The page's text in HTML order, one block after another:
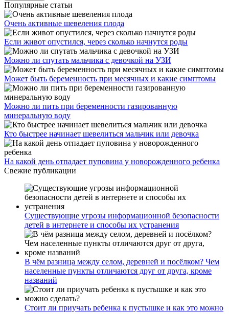
Популярные статьи
Очень активные шевеления плода
Если живот опустился, через сколько начнутся роды
Можно ли спутать мальчика с девочкой на УЗИ
Может быть беременность при месячных и какие симптомы
Можно ли пить при беременности газированную
минеральную воду
Кто быстрее начинает шевелиться мальчик или девочка
На какой день отпадает пуповина у новорожденного ребенка
Свежие публикации
Существующие угрозы информационной безопасности
детей в интернете и способы их устранения
В чём разница между селом, деревней и посёлком? Чем
населенные пункты отличаются друг от друга, кроме
названий
Стоит ли приучать ребенка к пустышке и как это можно